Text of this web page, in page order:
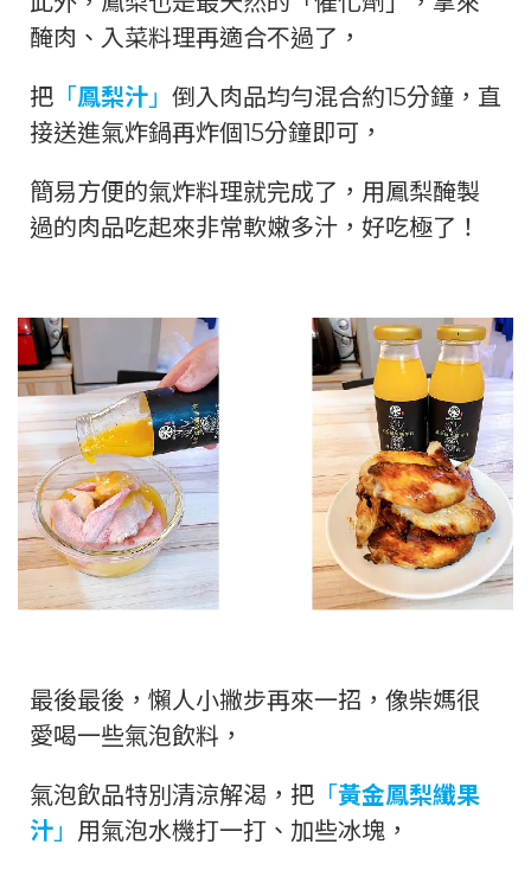
醃肉、入菜料理再適合不過了，
把 「鳳梨汁 」 倒入肉品均勻混合約15分鐘，直
接送進氣炸鍋再炸個15分鐘即可，
簡易方便的氣炸料理就完成了，用鳳梨醃製
過的肉品吃起來非常軟嫩多汁，好吃極了！
最後最後，懶人小撇步再來一招，像柴媽很
愛喝一些氣泡飲料，
氣泡飲品特別清涼解渴，把 「黃金鳳梨纖果
汁 」 用氣泡水機打一打、加些冰塊，